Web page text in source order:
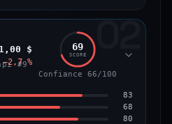
VOLUME 24 H
VAR. 30 J
+2,0 %
02
#9
1,00 $
%
69
SCORE
Confiance 66/100
83
68
80